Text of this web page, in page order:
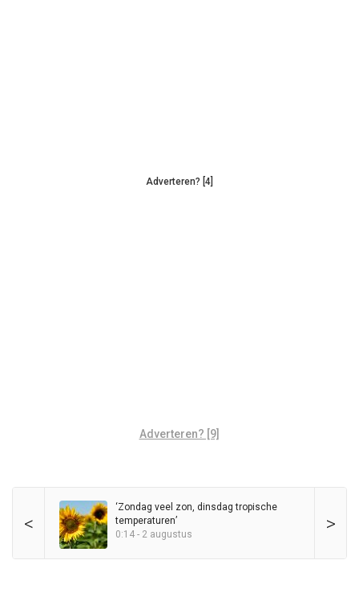
Adverteren? [4]
Adverteren? [9]
< >
‘Zondag veel zon, dinsdag tropische
temperaturen’
0:14 - 2 augustus